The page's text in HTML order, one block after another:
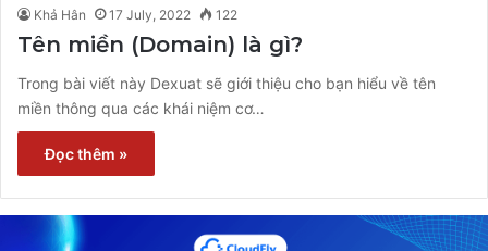
Khả Hân 17 July, 2022 122
Tên miền (Domain) là gì?
Trong bài viết này Dexuat sẽ giới thiệu cho bạn hiểu về tên
miền thông qua các khái niệm cơ…
Đọc thêm »